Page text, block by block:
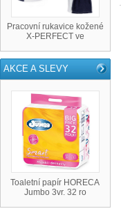
Pracovní rukavice kožené
X-PERFECT ve
AKCE A SLEVY
Toaletní papír HORECA
Jumbo 3vr. 32 ro